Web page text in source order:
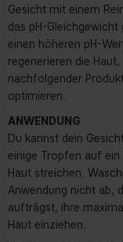
Gesicht mit einem
das pH-
einen höheren pH-
regenerieren die
nachfolgender
optimieren.
ANWENDUNG
Du kannst dein
einige Tropfen auf
Haut streichen.
Anwendung nicht ab,
aufträgst, ihre
Haut einziehen.